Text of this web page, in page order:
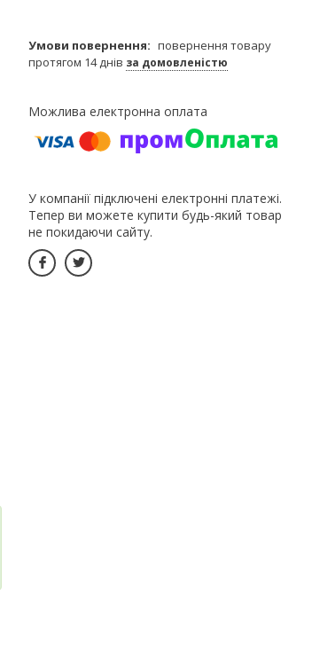
повернення товару
протягом 14 днів за домовленістю
У компанії підключені електронні платежі.
Тепер ви можете купити будь-який товар
не покидаючи сайту.